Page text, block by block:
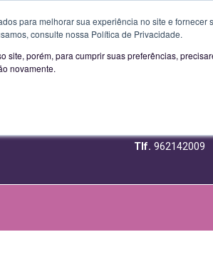
​​para melhorar sua experiência no site e
consulte nossa Política de Privacidade.
site, porém, para cumprir suas preferências,
novamente.
EQUIPAMENTOS DE LASER LINHA
NEWSLETTER LIGUE
PORTO
R. Delfim Ferreira
Tlf. 962142009